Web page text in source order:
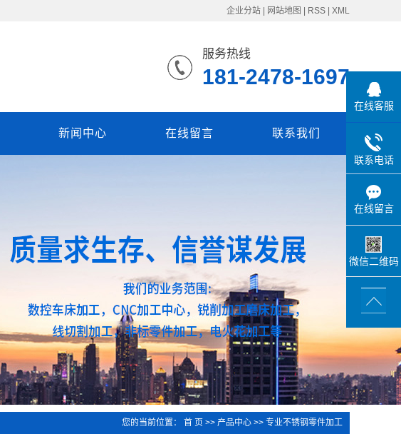
企业分站 网站地图 RSS XML
服务热线
181-2478-1697
新闻中心 在线留言 联系我们
您的当前位置： 首 页 >> 产品中心 >> 专业不锈钢零件加工
在线客服
联系电话
在线留言
微信二维码